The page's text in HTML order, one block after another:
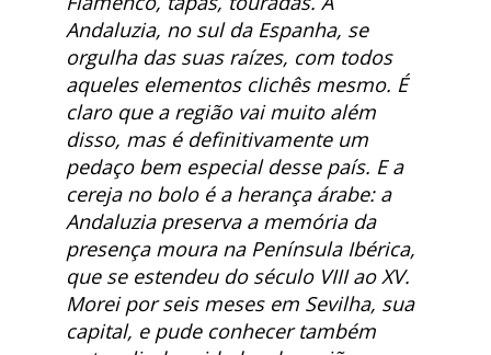
Andaluzia, no sul da Espanha, se
orgulha das suas raízes, com todos
aqueles elementos clichês mesmo. É
claro que a região vai muito além
disso, mas é definitivamente um
pedaço bem especial desse país. E a
cereja no bolo é a herança árabe: a
Andaluzia preserva a memória da
presença moura na Península Ibérica,
que se estendeu do século VIII ao XV.
Morei por seis meses em Sevilha, sua
capital, e pude conhecer também